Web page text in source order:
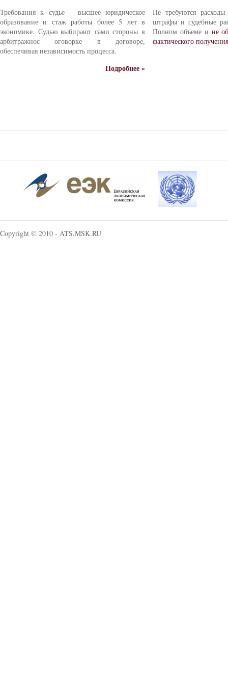
Требования к судье – высшее юридическое
образование и стаж работы более 5 лет в
экономике. Судью выбирают сами стороны в
арбитражнос оговорке в договоре,
обеспечивая независимость процесса.
Подробнее »
Не требуются
штрафы и судебные
Полном объеме и не
фактического получения
Copyright © 2010 - ATS.MSK.RU